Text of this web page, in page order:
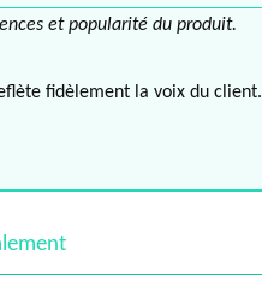
et popularité du produit.
fidèlement la voix du client.